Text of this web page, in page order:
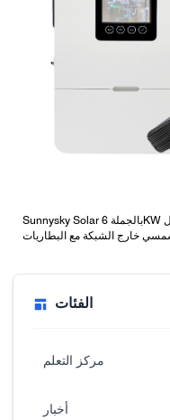
Sunnysky Solar بالجملة 6KW نظام الطاقة الشمسية خارج الشبكة للمنازل
خارج الشبكة مع البطاريات
الفئات
مركز التعلم
أخبار